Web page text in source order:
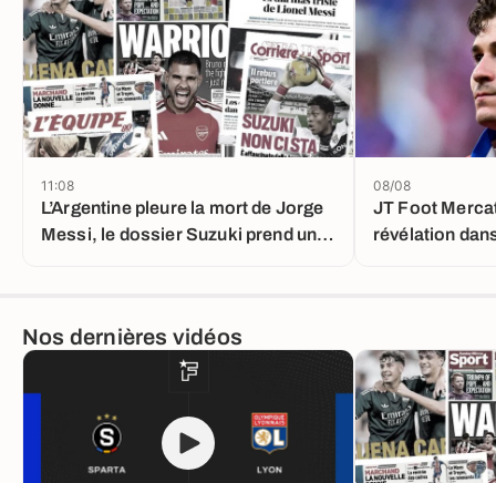
L’Argentine pleure la mort de Jorge
Messi, le dossier Suzuki prend un
11:08
JT Foot
révélation
08/08
Nos dernières vidéos